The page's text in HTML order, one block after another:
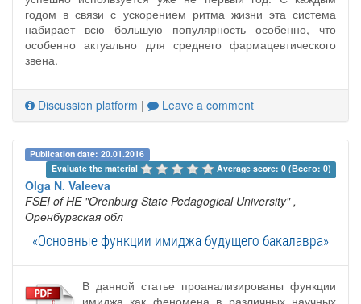
годом в связи с ускорением ритма жизни эта система
набирает всю большую популярность особенно, что
особенно актуально для среднего фармацевтического
звена.
Discussion platform | Leave a comment
Publication date: 20.01.2016
Evaluate the material
Average score: 0 (Всего: 0)
Olga N. Valeeva
FSEI of HE "Orenburg State Pedagogical University" ,
Оренбургская обл
«Основные функции имиджа будущего бакалавра»
В данной статье проанализированы функции
имиджа как феномена в различных научных